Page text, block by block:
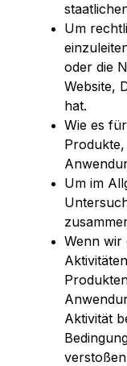
Um
oder die
Website,
hat.
Wie es
Um im
Wenn wir
Aktivität